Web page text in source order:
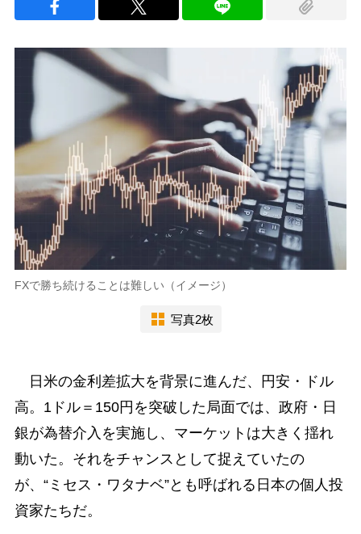
FXで勝ち続けることは難しい（イメージ）
写真2枚
日米の金利差拡大を背景に進んだ、円安・ドル
高。1ドル＝150円を突破した局面では、政府・日
銀が為替介入を実施し、マーケットは大きく揺れ
動いた。それをチャンスとして捉えていたの
が、“ミセス・ワタナベ”とも呼ばれる日本の個人投
資家たちだ。